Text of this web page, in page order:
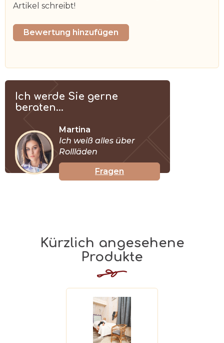
Artikel schreibt!
Bewertung hinzufügen
Ich werde Sie gerne
beraten...
Martina
Ich weiß alles über
Rollläden
Fragen
Kürzlich angesehene
Produkte